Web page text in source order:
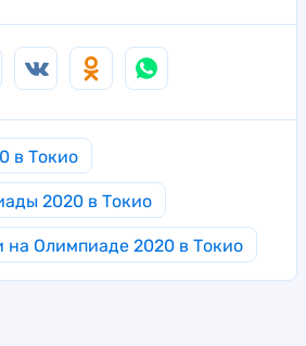
в Токио
2020 в Токио
на Олимпиаде 2020 в Токио